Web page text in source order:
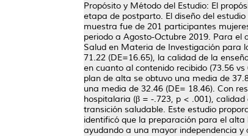
Propósito y Método del Estudio: El
etapa de postparto. El diseño del
muestra fue de 201 participantes
periodo a Agosto-Octubre 2019. Para el
Salud en Materia de Investigación para
71.22 (DE=16.65), la calidad de la
en cuanto al contenido recibido (73.56
plan de alta se obtuvo una media de
una media de 32.46 (DE= 18.46). Con
hospitalaria (β = -.723, p < .001),
transición saludable. Este estudio
identificó que la preparación para el
ayudando a una mayor independencia